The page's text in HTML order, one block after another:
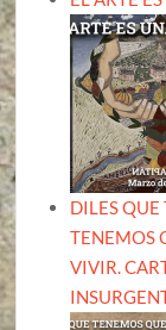
DILES QUE
TENEMOS
VIVIR.